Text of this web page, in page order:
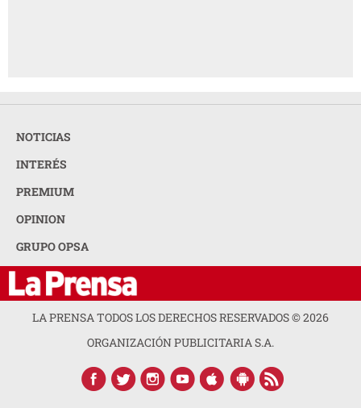
NOTICIAS
INTERÉS
PREMIUM
OPINION
GRUPO OPSA
LA PRENSA TODOS LOS DERECHOS RESERVADOS ©2026
ORGANIZACIÓN PUBLICITARIA S.A.